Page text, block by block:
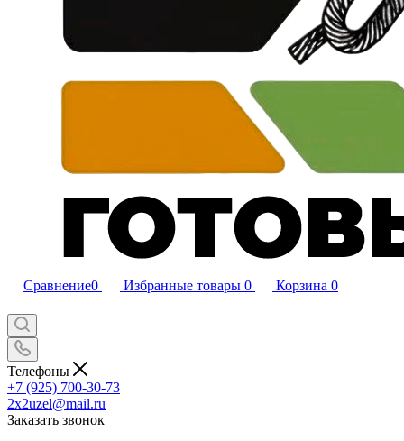
Сравнение0 Избранные товары 0 Корзина 0
Телефоны
+7 (925) 700-30-73
2x2uzel@mail.ru
Заказать звонок